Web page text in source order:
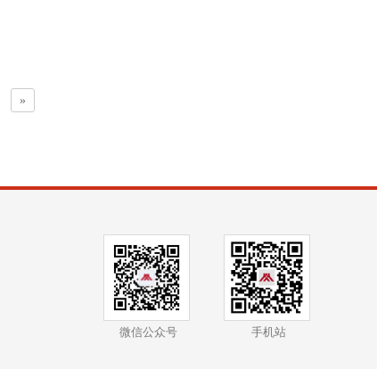
»
手机站
微信公众号